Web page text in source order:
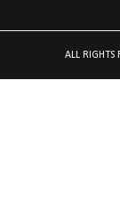
ALL RIGHTS